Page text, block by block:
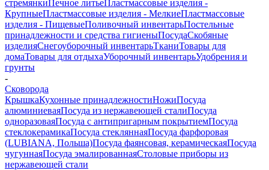
стремянкиПечное литьеПластмассовые изделия -
КрупныеПластмассовые изделия - МелкиеПластмассовые
изделия - ПищевыеПоливочный инвентарьПостельные
принадлежности и средства гигиеныПосудаСкобяные
изделияСнегоуборочный инвентарьТканиТовары для
домаТовары для отдыхаУборочный инвентарьУдобрения и
грунты
-
Сковорода
КрышкаКухонные принадлежностиНожиПосуда
алюминиеваяПосуда из нержавеющей сталиПосуда
одноразоваяПосуда с антипригарным покрытиемПосуда
стеклокерамикаПосуда стекляннаяПосуда фарфоровая
(LUBIANA, Польша)Посуда фаянсовая, керамическаяПосуда
чугуннаяПосуда эмалированнаяСтоловые приборы из
нержавеющей стали